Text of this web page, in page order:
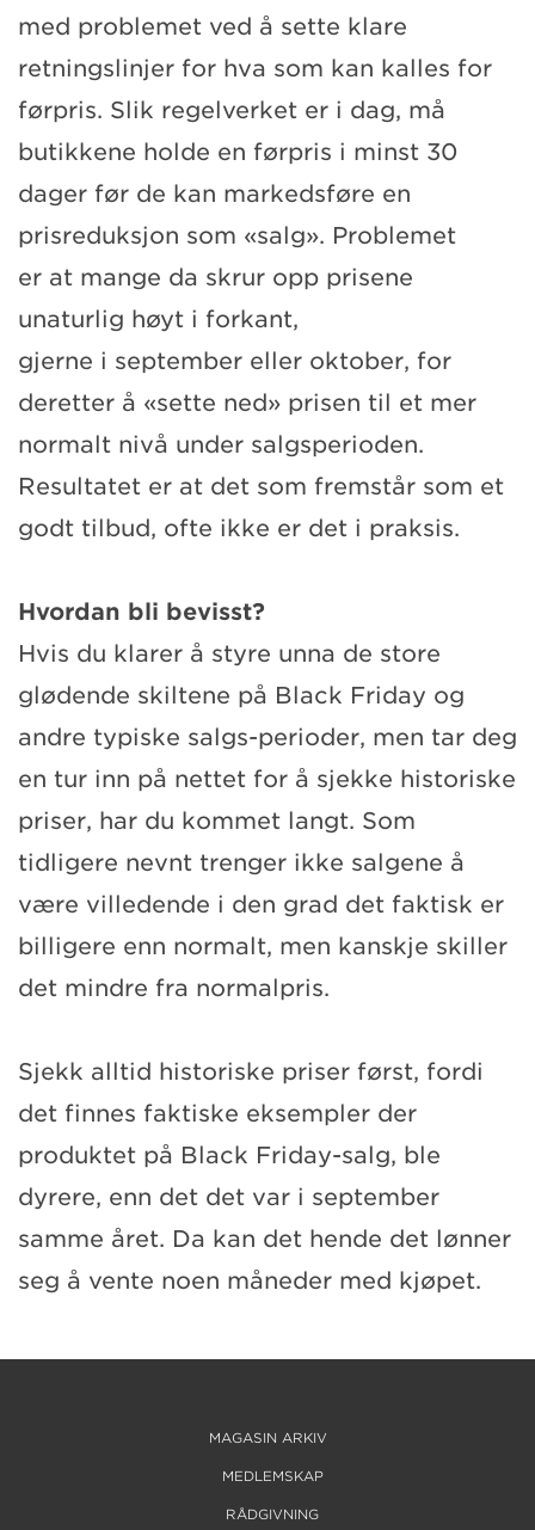
med problemet ved å sette klare
retningslinjer for hva som kan kalles for
førpris. Slik regelverket er i dag, må
butikkene holde en førpris i minst 30
dager før de kan markedsføre en
prisreduksjon som «salg». Problemet
er at mange da skrur opp prisene
unaturlig høyt i forkant,
gjerne i september eller oktober, for
deretter å «sette ned» prisen til et mer
normalt nivå under salgsperioden.
Resultatet er at det som fremstår som et
godt tilbud, ofte ikke er det i praksis.
Hvordan bli bevisst?
Hvis du klarer å styre unna de store
glødende skiltene på Black Friday og
andre typiske salgs-perioder, men tar deg
en tur inn på nettet for å sjekke historiske
priser, har du kommet langt. Som
tidligere nevnt trenger ikke salgene å
være villedende i den grad det faktisk er
billigere enn normalt, men kanskje skiller
det mindre fra normalpris.
Sjekk alltid historiske priser først, fordi
det finnes faktiske eksempler der
produktet på Black Friday-salg, ble
dyrere, enn det det var i september
samme året. Da kan det hende det lønner
seg å vente noen måneder med kjøpet.
MAGASIN ARKIV
MEDLEMSKAP
RÅDGIVNING